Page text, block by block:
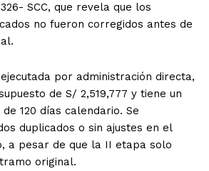
SCC, que revela que los
no fueron corregidos antes de
por administración directa,
de S/ 2,519,777 y tiene un
120 días calendario. Se
duplicados o sin ajustes en el
a pesar de que la II etapa solo
original.